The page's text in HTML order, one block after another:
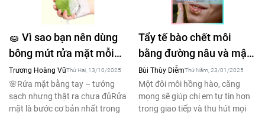
🧽 Vì sao bạn nên dùng
bông mút rửa mặt mỗi
ngày – Bí quyết làm
sạch sâu cho làn da
khỏe đẹp
Trương Hoàng VũThứ Hai, 13/10/2025
🌸Rửa mặt bằng tay – tưởng
sạch nhưng thật ra chưa đủRửa
mặt là bước cơ bản nhất trong
Tẩy tế bào chết môi
bằng đường nâu và mật
ong tạm biệt đôi môi
thâm sạm
Bùi Thùy DiễmThứ Năm, 23/01/2025
Một đôi môi hồng hào, căng
mọng sẽ giúp chị em tự tin hơn
trong giao tiếp và thu hút mọi